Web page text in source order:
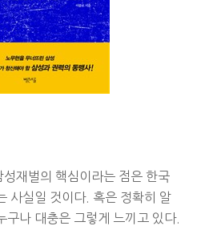
재벌의 핵심이라는 점은 한국
사실일 것이다. 혹은 정확히 알
구나 대충은 그렇게 느끼고 있다.